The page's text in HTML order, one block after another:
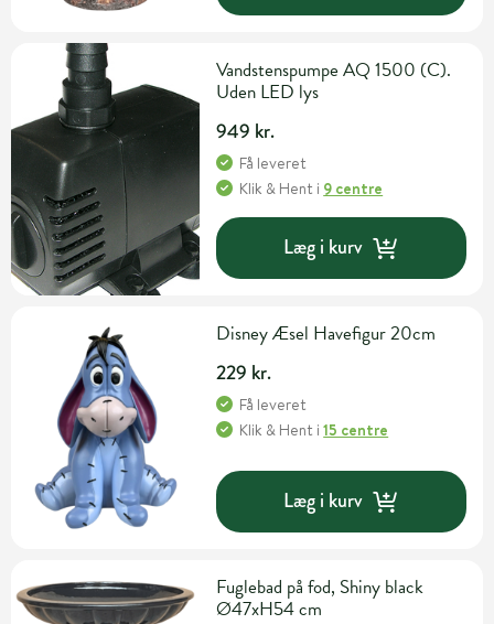
Vandstenspumpe AQ 1500 (C).
Uden LED lys
949 kr.
Få leveret
Klik & Hent i 9 centre
Læg i kurv
Disney Æsel Havefigur 20cm
229 kr.
Få leveret
Klik & Hent i15 centre
Læg i kurv
Fuglebad på fod, Shiny black
Ø47xH54 cm